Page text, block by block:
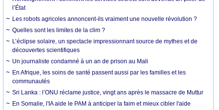
l’État
Les robots agricoles annoncent-ils vraiment une nouvelle révolution ?
Quelles sont les limites de la clim ?
L’éclipse solaire, un spectacle impressionnant source de mythes et de
découvertes scientifiques
Un journaliste condamné à un an de prison au Mali
En Afrique, les soins de santé passent aussi par les familles et les
communautés
Sri Lanka : l’ONU réclame justice, vingt ans après le massacre de Muttur
En Somalie, l'IA aide le PAM à anticiper la faim et mieux cibler l'aide